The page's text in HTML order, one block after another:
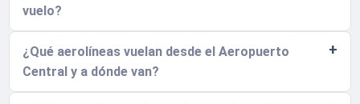
vuelo?
¿Qué aerolíneas vuelan desde el Aeropuerto
Central y a dónde van?